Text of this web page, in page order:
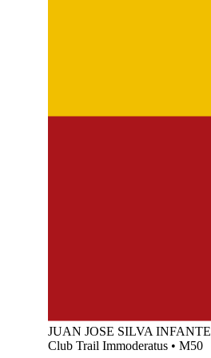
JUAN JOSE SILVA INFANTE
Club Trail Immoderatus • M50